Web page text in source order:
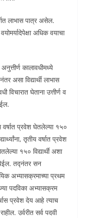
लाभास पात्र असेल.
अधिक वयाचा
कालावधीमध्ये
असा विद्यार्थी लाभास
विचारात घेताना उत्तीर्ण व
प्रवेश घेतलेल्या १५०
तृतीय वर्षात प्रवेश
१५० विद्यार्थी अशा
येईल. तद्नंतर सन
अभ्यासक्रमाच्या प्रथम
पदविका अभ्यासक्रम
वर्षास प्रवेश देय आहे त्याच
उर्वरीत सर्व पदवी